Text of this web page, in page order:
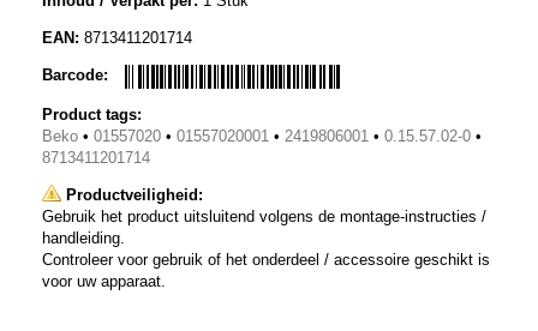
EAN: 8713411201714
Barcode:
Product tags:
Beko • 01557020 • 01557020001 • 2419806001 • 0.15.57.02-0 •
8713411201714
Productveiligheid:
Gebruik het product uitsluitend volgens de montage-instructies /
handleiding.
Controleer voor gebruik of het onderdeel / accessoire geschikt is
voor uw apparaat.